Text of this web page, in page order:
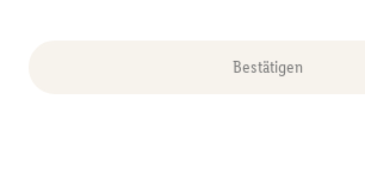
Bestätigen